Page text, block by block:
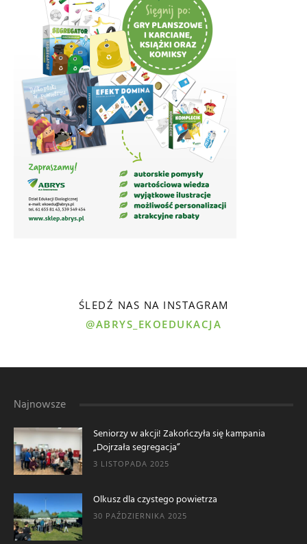
ŚLEDŹ NAS NA INSTAGRAM
@ABRYS_EKOEDUKACJA
Najnowsze
Seniorzy w akcji! Zakończyła się kampania
„Dojrzała segregacja”
3 LISTOPADA 2025
Olkusz dla czystego powietrza
30 PAŹDZIERNIKA 2025